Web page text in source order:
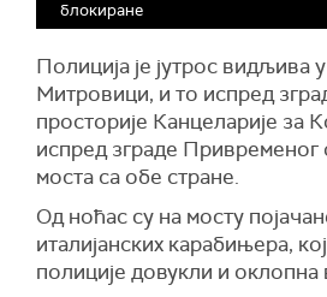
се консултују и
заједницом" и да "обуставе
акције које негативно утичу
САД и привремених
блокиране
Полиција је јутрос видљива
Митровици, и то испред
просторије Канцеларије за
испред зграде Привременог
моста са обе стране.
Од ноћас су на мосту
италијанских карабињера,
полиције довукли и оклопна